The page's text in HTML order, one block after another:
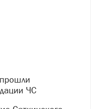
и оценили
условиях.
ЧС